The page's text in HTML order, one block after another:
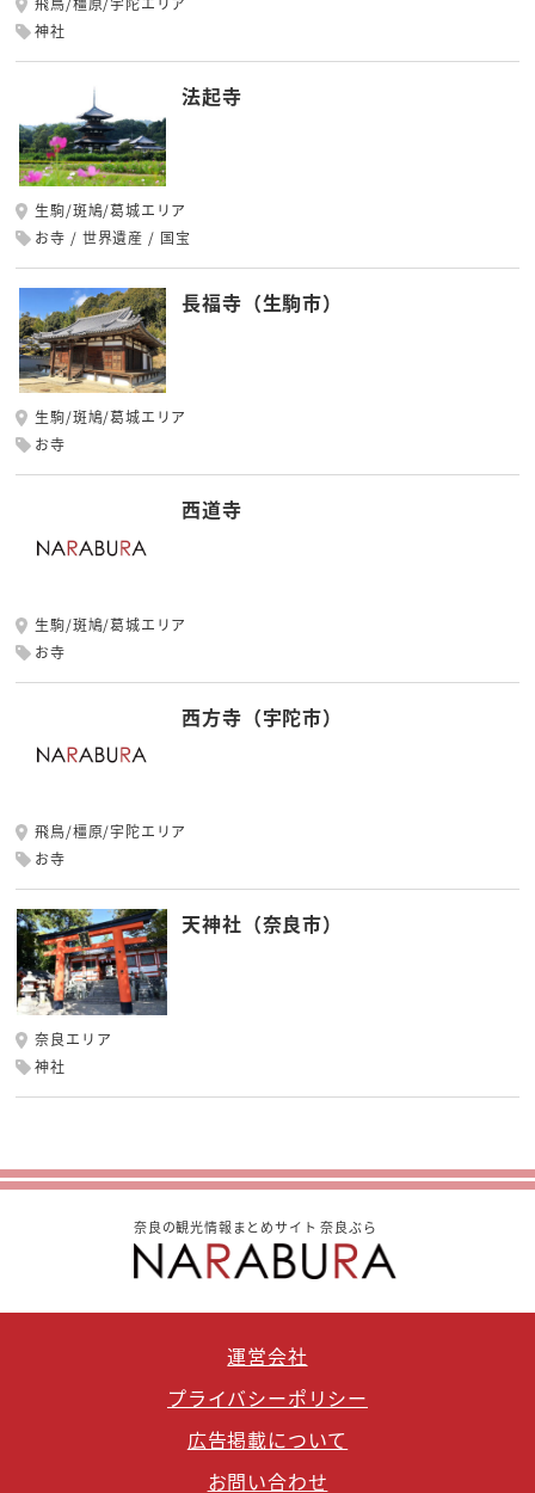
神社
法起寺
生駒/斑鳩/葛城エリア
お寺
世界遺産 国宝
長福寺（生駒市）
生駒/斑鳩/葛城エリア
お寺
西道寺
生駒/斑鳩/葛城エリア
お寺
西方寺（宇陀市）
飛鳥/橿原/宇陀エリア
お寺
天神社（奈良市）
奈良エリア
神社
奈良の観光情報まとめサイト 奈良ぶら
運営会社
プライバシーポリシー
広告掲載について
お問い合わせ